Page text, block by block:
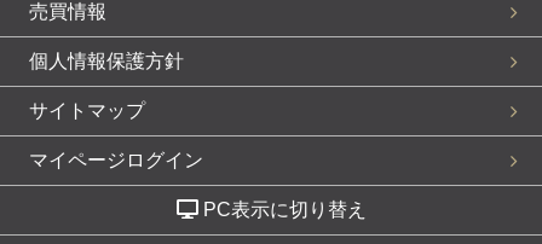
売買情報
個人情報保護方針
サイトマップ
マイページログイン
PC表示に切り替え